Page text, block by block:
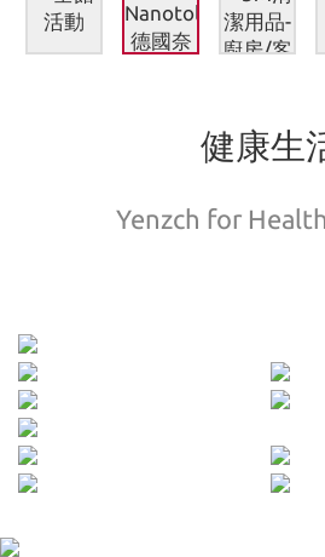
健康生
Yenzch for